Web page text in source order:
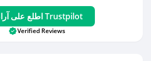
اطلع على آراء عملائنا على Trustpilot
Verified Reviews